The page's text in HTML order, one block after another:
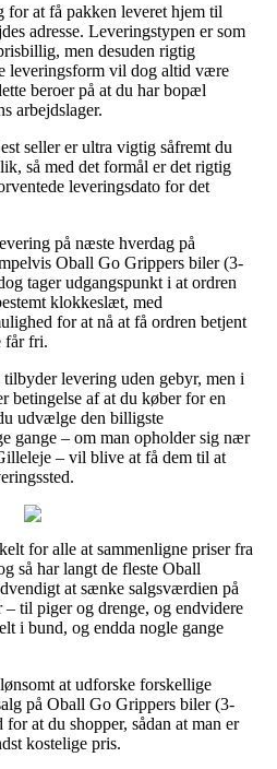
at få pakken leveret hjem til
adresse. Leveringstypen er som
men desuden rigtig
leveringsform vil dog altid være
beroer på at du har bopæl
arbejdslager.
seller er ultra vigtig såfremt du
så med det formål er det rigtig
leveringsdato for det
på næste hverdag på
Oball Go Grippers biler (3-
tager udgangspunkt i at ordren
klokkeslæt, med
for at nå at få ordren betjent
får fri.
levering uden gebyr, men i
betingelse af at du køber for en
udvælge den billigste
gange – om man opholder sig nær
– vil blive at få dem til at
for alle at sammenligne priser fra
så har langt de fleste Oball
at sænke salgsværdien på
til piger og drenge, og endvidere
i bund, og endda nogle gange
at udforske forskellige
på Oball Go Grippers biler (3-
at du shopper, sådan at man er
kostelige pris.